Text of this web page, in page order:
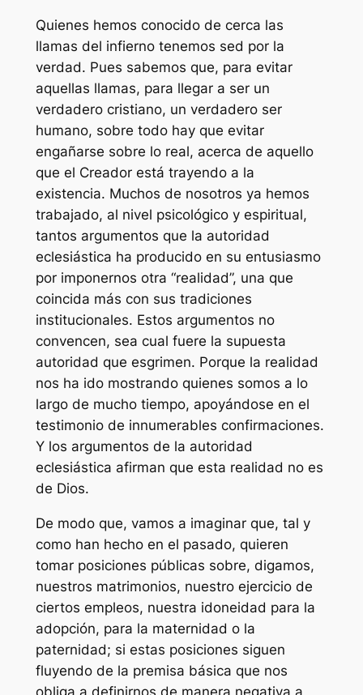
Quienes hemos conocido de cerca las
llamas del infierno tenemos sed por la
verdad. Pues sabemos que, para evitar
aquellas llamas, para llegar a ser un
verdadero cristiano, un verdadero ser
humano, sobre todo hay que evitar
engañarse sobre lo real, acerca de aquello
que el Creador está trayendo a la
existencia. Muchos de nosotros ya hemos
trabajado, al nivel psicológico y espiritual,
tantos argumentos que la autoridad
eclesiástica ha producido en su entusiasmo
por imponernos otra “realidad”, una que
coincida más con sus tradiciones
institucionales. Estos argumentos no
convencen, sea cual fuere la supuesta
autoridad que esgrimen. Porque la realidad
nos ha ido mostrando quienes somos a lo
largo de mucho tiempo, apoyándose en el
testimonio de innumerables confirmaciones.
Y los argumentos de la autoridad
eclesiástica afirman que esta realidad no es
de Dios.
De modo que, vamos a imaginar que, tal y
como han hecho en el pasado, quieren
tomar posiciones públicas sobre, digamos,
nuestros matrimonios, nuestro ejercicio de
ciertos empleos, nuestra idoneidad para la
adopción, para la maternidad o la
paternidad; si estas posiciones siguen
fluyendo de la premisa básica que nos
obliga a definirnos de manera negativa a